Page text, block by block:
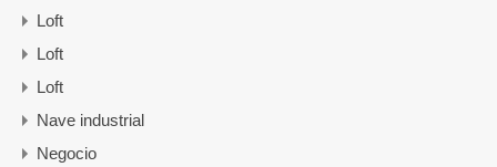
Loft
Loft
Loft
Nave industrial
Negocio